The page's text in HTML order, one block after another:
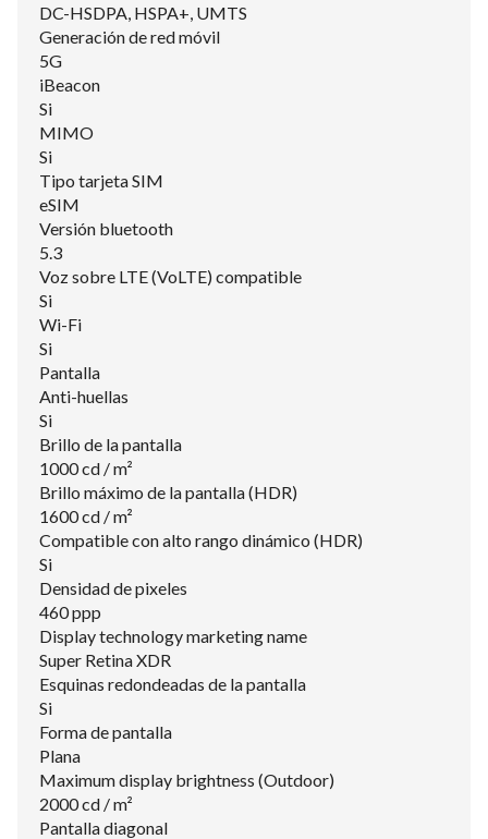
DC-HSDPA, HSPA+, UMTS
Generación de red móvil
5G
iBeacon
Si
MIMO
Si
Tipo tarjeta SIM
eSIM
Versión bluetooth
5.3
Voz sobre LTE (VoLTE) compatible
Si
Wi-Fi
Si
Pantalla
Anti-huellas
Si
Brillo de la pantalla
1000 cd / m²
Brillo máximo de la pantalla (HDR)
1600 cd / m²
Compatible con alto rango dinámico (HDR)
Si
Densidad de pixeles
460 ppp
Display technology marketing name
Super Retina XDR
Esquinas redondeadas de la pantalla
Si
Forma de pantalla
Plana
Maximum display brightness (Outdoor)
2000 cd / m²
Pantalla diagonal